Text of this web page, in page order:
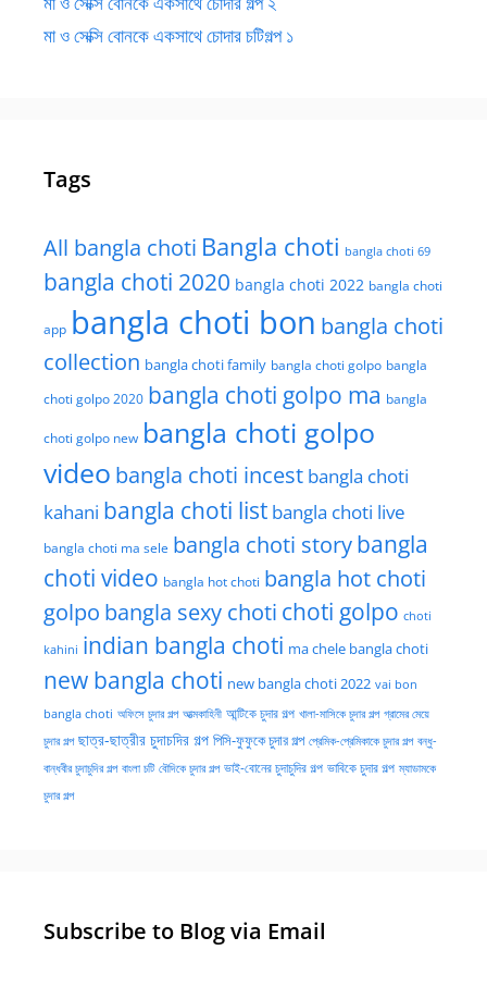
মা ও সেক্সি বোনকে একসাথে চোদার চটিগল্প ১
Tags
All bangla choti Bangla choti bangla choti 69
bangla choti 2020 bangla choti 2022 bangla choti
app bangla choti bon bangla choti
collection bangla choti family bangla choti golpo bangla
choti golpo 2020 bangla choti golpo ma bangla
choti golpo new bangla choti golpo
video bangla choti incest bangla choti
kahani bangla choti list bangla choti live
bangla choti ma sele bangla choti storybangla
choti video bangla hot choti bangla hot choti
golpo bangla sexy choti choti golpo choti
kahini indian bangla choti ma chele bangla choti
new bangla choti new bangla choti 2022 vai bon
bangla choti অফিসে চুদার গল্প আত্মকাহিনী আন্টিকে চুদার গল্প খালা-মাসিকে চুদার গল্প গ্রামের মেয়ে
চুদার গল্প ছাত্র-ছাত্রীর চুদাচদির গল্প পিসি-ফুফুকে চুদার গল্প প্রেমিক-প্রেমিকাকে চুদার গল্প বন্ধু-
বান্ধবীর চুদাচুদির গল্প বাংলা চটি বৌদিকে চুদার গল্প ভাই-বোনের চুদাচুদির গল্প ভাবিকে চুদার গল্প ম্যাডামকে
চুদার গল্প
Subscribe to Blog via Email